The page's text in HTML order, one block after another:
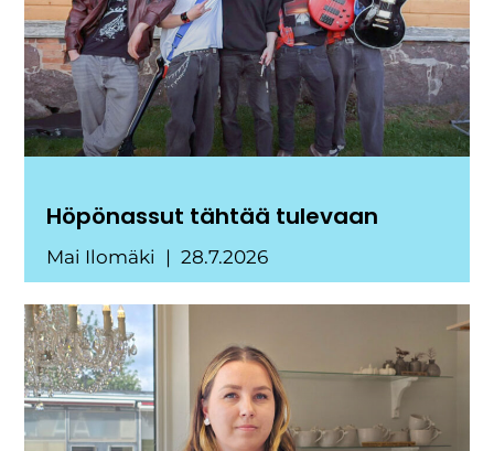
Höpönassut tähtää tulevaan
Mai Ilomäki 28.7.2026